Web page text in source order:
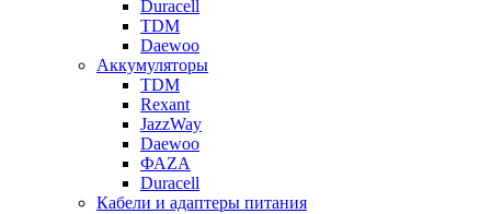
Duracell
TDM
Daewoo
Аккумуляторы
TDM
Rexant
JazzWay
Daewoo
ФАZА
Duracell
Кабели и адаптеры питания